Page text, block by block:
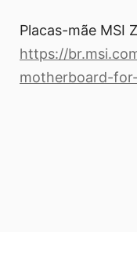
Placas-mãe MSI
https://
motherboard-